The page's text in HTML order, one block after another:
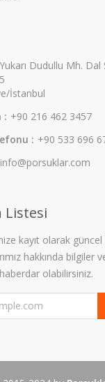
Yukarı Dudullu Mh. Dal
5
İstanbul
: +90 216 462 3457
: +90 533 696
info@porsuklar.com
Listesi
kayıt olarak güncel
hakkında bilgiler
olabilirsiniz.